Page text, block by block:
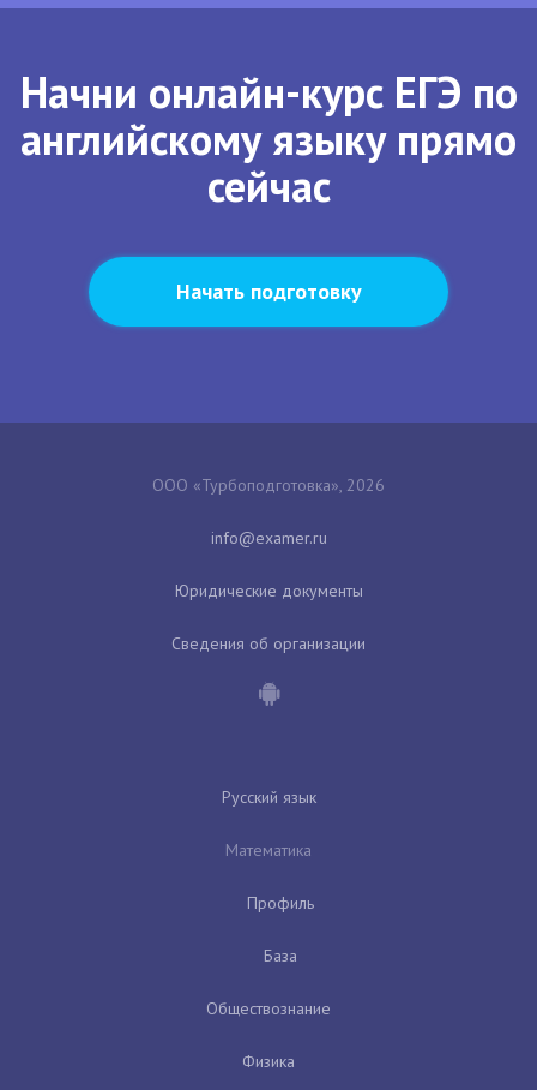
Начни онлайн-курс ЕГЭ по
английскому языку прямо
сейчас
Начать подготовку
ООО «Турбоподготовка», 2026
Юридические документы
Сведения об организации
Русский язык
Математика
Профиль
База
Обществознание
Физика